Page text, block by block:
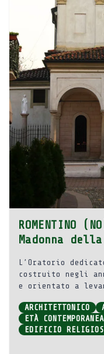
ROMENTINO
Madonna
L’Oratorio
costruito negli
e orientato a
ARCHITETTONICO
ETÀ CONTEMPORANEA
EDIFICIO